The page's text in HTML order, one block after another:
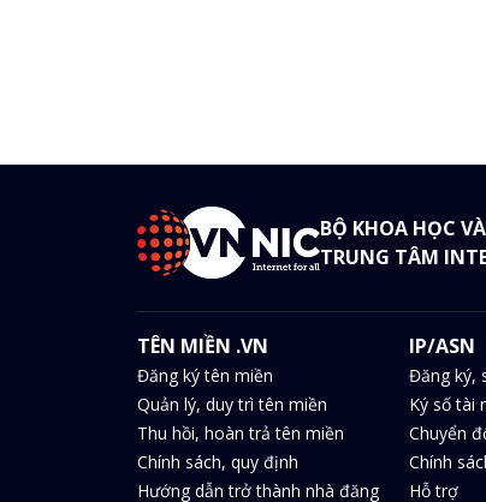
BỘ KHOA HỌC
TRUNG TÂM
TÊN MIỀN .VN
Đăng ký tên miền
Quản lý, duy trì tên miền
Thu hồi, hoàn trả tên miền
Chính sách, quy định
Hướng dẫn trở thành nhà đăng
IP/ASN
Đăng ký,
Ký số tài
Chuyển
Chính
Hỗ trợ